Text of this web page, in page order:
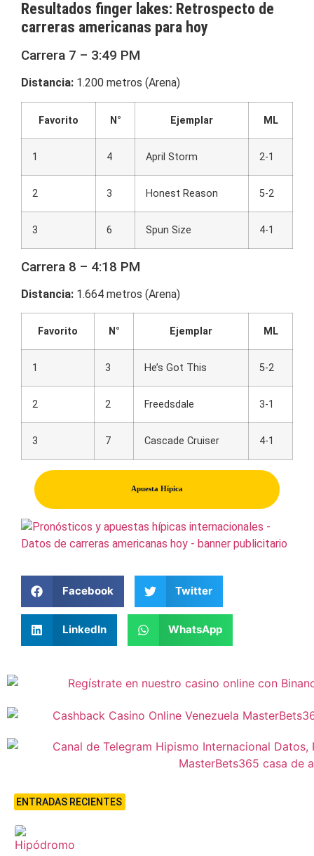
Resultados finger lakes: Retrospecto de
carreras americanas para hoy
Carrera 7 – 3:49 PM
Distancia: 1.200 metros (Arena)
Favorito N° Ejemplar ML
1 4 April Storm 2-1
2 3 Honest Reason 5-2
3 6 Spun Size 4-1
Carrera 8 – 4:18 PM
Distancia: 1.664 metros (Arena)
Favorito N° Ejemplar ML
1 3 He’s Got This 5-2
2 2 Freedsdale 3-1
3 7 Cascade Cruiser 4-1
Apuesta Hípica
Facebook Twitter
LinkedIn WhatsApp
ENTRADAS RECIENTES